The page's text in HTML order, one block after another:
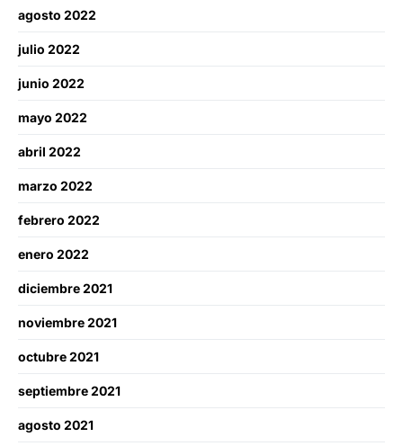
agosto 2022
julio 2022
junio 2022
mayo 2022
abril 2022
marzo 2022
febrero 2022
enero 2022
diciembre 2021
noviembre 2021
octubre 2021
septiembre 2021
agosto 2021